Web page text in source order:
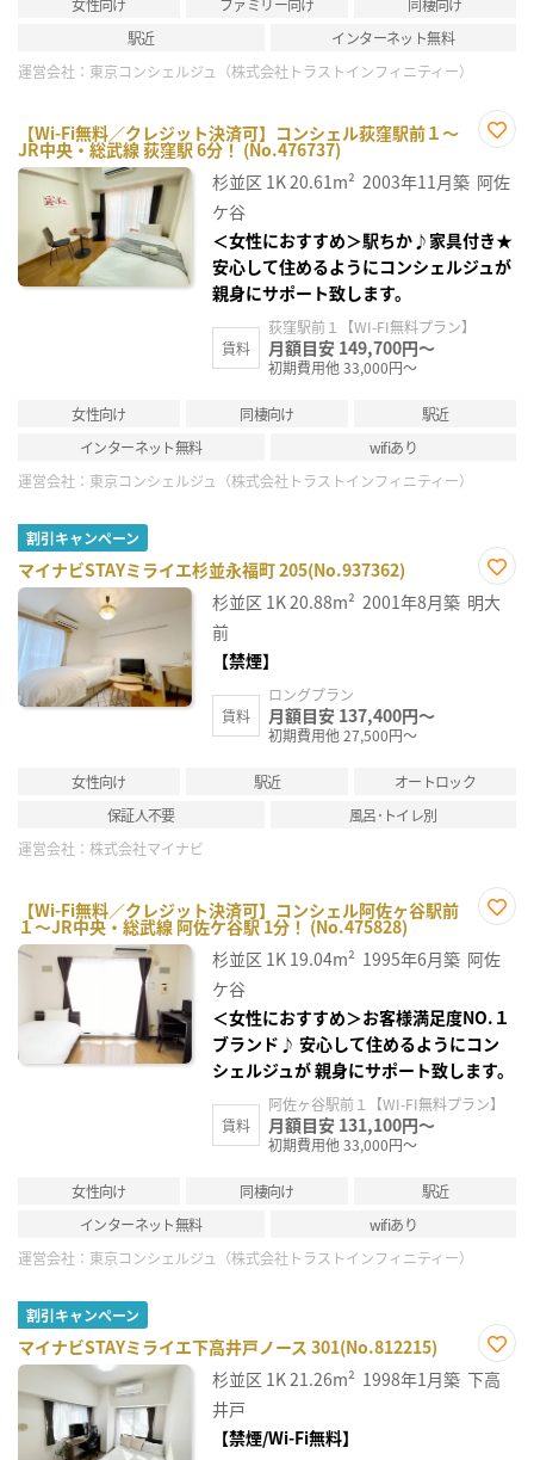
女性向け ファミリー向け
同棲向け
駅近
インターネット無料
運営会社： 東京コンシェルジュ（株式会社トラストインフィニティー）
【Wi-Fi無料／クレジット決済可】コンシェル荻窪駅前１～
JR中央・総武線 荻窪駅 6分！ (No.476737)
に入
り登
杉並区 1K20.61m² 2003年11月築 阿佐
ケ谷
＜女性におすすめ＞駅ちか♪家具付き★
安心して住めるようにコンシェルジュが
親身にサポート致します。
賃料
荻窪駅前１【WI-FI無料プラン】
月額目安 149,700円～
初期費用他 33,000円～
女性向け 同棲向け
駅近
インターネット無料
wifiあり
運営会社： 東京コンシェルジュ（株式会社トラストインフィニティー）
割引キャンペーン
マイナビSTAYミライエ杉並永福町 205(No.937362)
お気
に入
杉並区 1K20.88m² 2001年8月築 明大
前
【禁煙】
賃料
ロングプラン
月額目安 137,400円～
初期費用他 27,500円～
女性向け 駅近
オートロック
保証人不要
風呂･トイレ別
運営会社： 株式会社マイナビ
【Wi-Fi無料／クレジット決済可】コンシェル阿佐ヶ谷駅前
１～JR中央・総武線 阿佐ケ谷駅 1分！ (No.475828)
に入
り登
杉並区 1K 19.04m² 1995年6月築 阿佐
ケ谷
＜女性におすすめ＞お客様満足度NO.１
ブランド♪ 安心して住めるようにコン
シェルジュが 親身にサポート致します。
賃料
阿佐ヶ谷駅前１【WI-FI無料プラン】
月額目安 131,100円～
初期費用他 33,000円～
女性向け 同棲向け
駅近
インターネット無料
wifiあり
運営会社： 東京コンシェルジュ（株式会社トラストインフィニティー）
割引キャンペーン
マイナビSTAYミライエ下高井戸ノース 301(No.812215)
お気
に入
杉並区 1K21.26m² 1998年1月築 下高
井戸
【禁煙/Wi-Fi無料】